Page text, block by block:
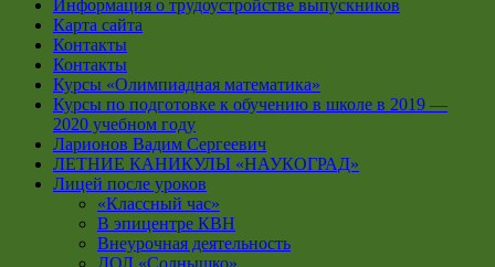
Информация о трудоустройстве выпускников
Карта сайта
Контакты
Контакты
Курсы «Олимпиадная математика»
Курсы по подготовке к обучению в школе в 2019 —
2020 учебном году
Ларионов Вадим Сергеевич
ЛЕТНИЕ КАНИКУЛЫ «НАУКОГРАД»
Лицей после уроков
«Классный час»
В эпицентре КВН
Внеурочная деятельность
ДОЛ «Солнышко»